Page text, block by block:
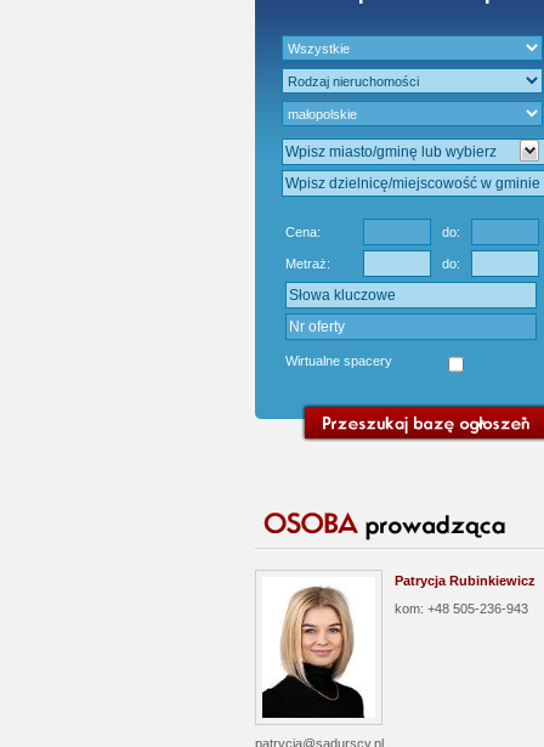
Cena: do:
Metraż: do:
Wirtualne spacery
Patrycja Rubinkiewicz
kom: +48 505-236-943
patrycja@sadurscy.pl